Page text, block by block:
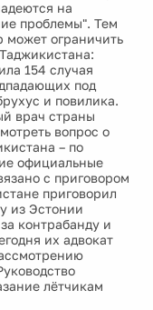
на
проблемы". Тем
может ограничить
154 случая
под
и повилика.
врач страны
вопрос о
– по
официальные
с приговором
приговорил
из Эстонии
контрабанду и
их адвокат
лётчикам